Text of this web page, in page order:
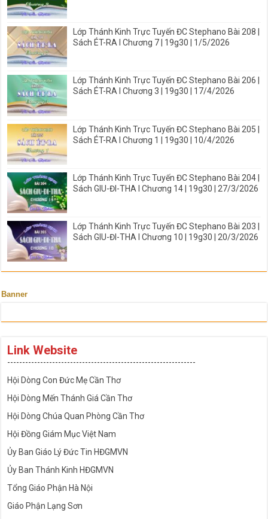
Lớp Thánh Kinh Trực Tuyến ĐC Stephano Bài 208 |
Sách ÉT-RA I Chương 7 | 19g30 | 1/5/2026
Lớp Thánh Kinh Trực Tuyến ĐC Stephano Bài 206 |
Sách ÉT-RA I Chương 3 | 19g30 | 17/4/2026
Lớp Thánh Kinh Trực Tuyến ĐC Stephano Bài 205 |
Sách ÉT-RA I Chương 1 | 19g30 | 10/4/2026
Lớp Thánh Kinh Trực Tuyến ĐC Stephano Bài 204 |
Sách GIU-ĐI-THA I Chương 14 | 19g30 | 27/3/2026
Lớp Thánh Kinh Trực Tuyến ĐC Stephano Bài 203 |
Sách GIU-ĐI-THA I Chương 10 | 19g30 | 20/3/2026
Banner
Link Website
---------------------------------------------------------------
Hội Dòng Con Đức Mẹ Cần Thơ
Hội Dòng Mến Thánh Giá Cần Thơ
Hội Dòng Chúa Quan Phòng Cần Thơ
Hội Đồng Giám Mục Việt Nam
Ủy Ban Giáo Lý Đức Tin HĐGMVN
Ủy Ban Thánh Kinh HĐGMVN
Tổng Giáo Phận Hà Nội
Giáo Phận Lạng Sơn